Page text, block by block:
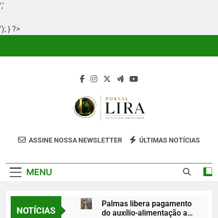
','
'); } ?>
Portal Lira
Portal Lira É Um Site Informativo
Clareza, Responsabilidade E Uma Boa
ASSINE NOSSA NEWSLETTER ÚLTIMAS NOTÍCIAS
MENU
NOTÍCIAS
Palmas libera pagamento
do auxílio-alimentação a